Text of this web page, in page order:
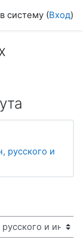
систему (Вход)
русского и